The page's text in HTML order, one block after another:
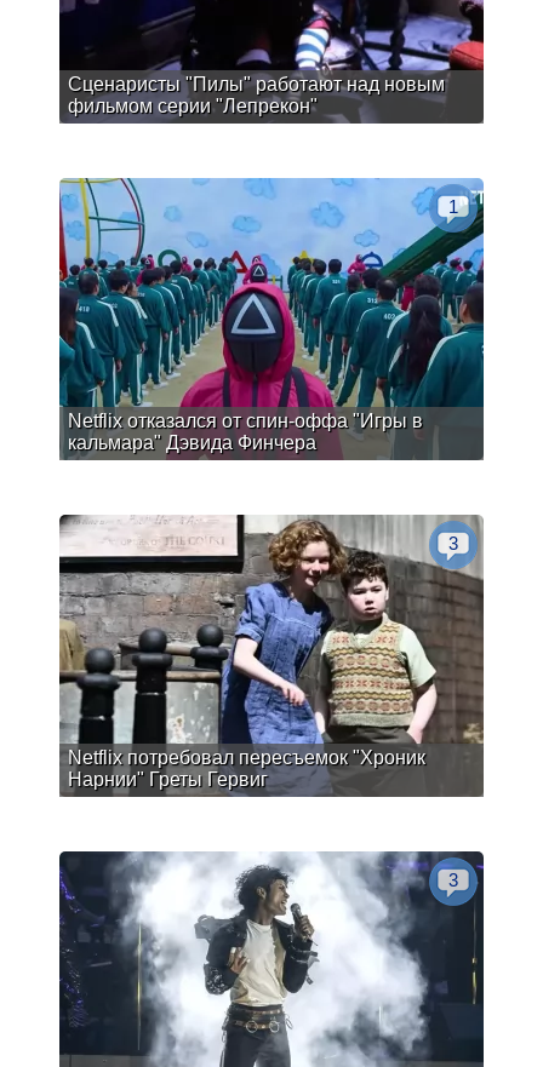
Сценаристы "Пилы" работают над новым
фильмом серии "Лепрекон"
Netflix отказался от спин-оффа "Игры в
кальмара" Дэвида Финчера
1
Netflix потребовал пересъемок "Хроник
Нарнии" Греты Гервиг
3
3